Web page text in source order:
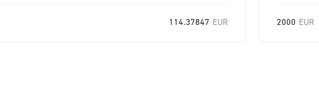
114.37847 EUR 2000 EUR